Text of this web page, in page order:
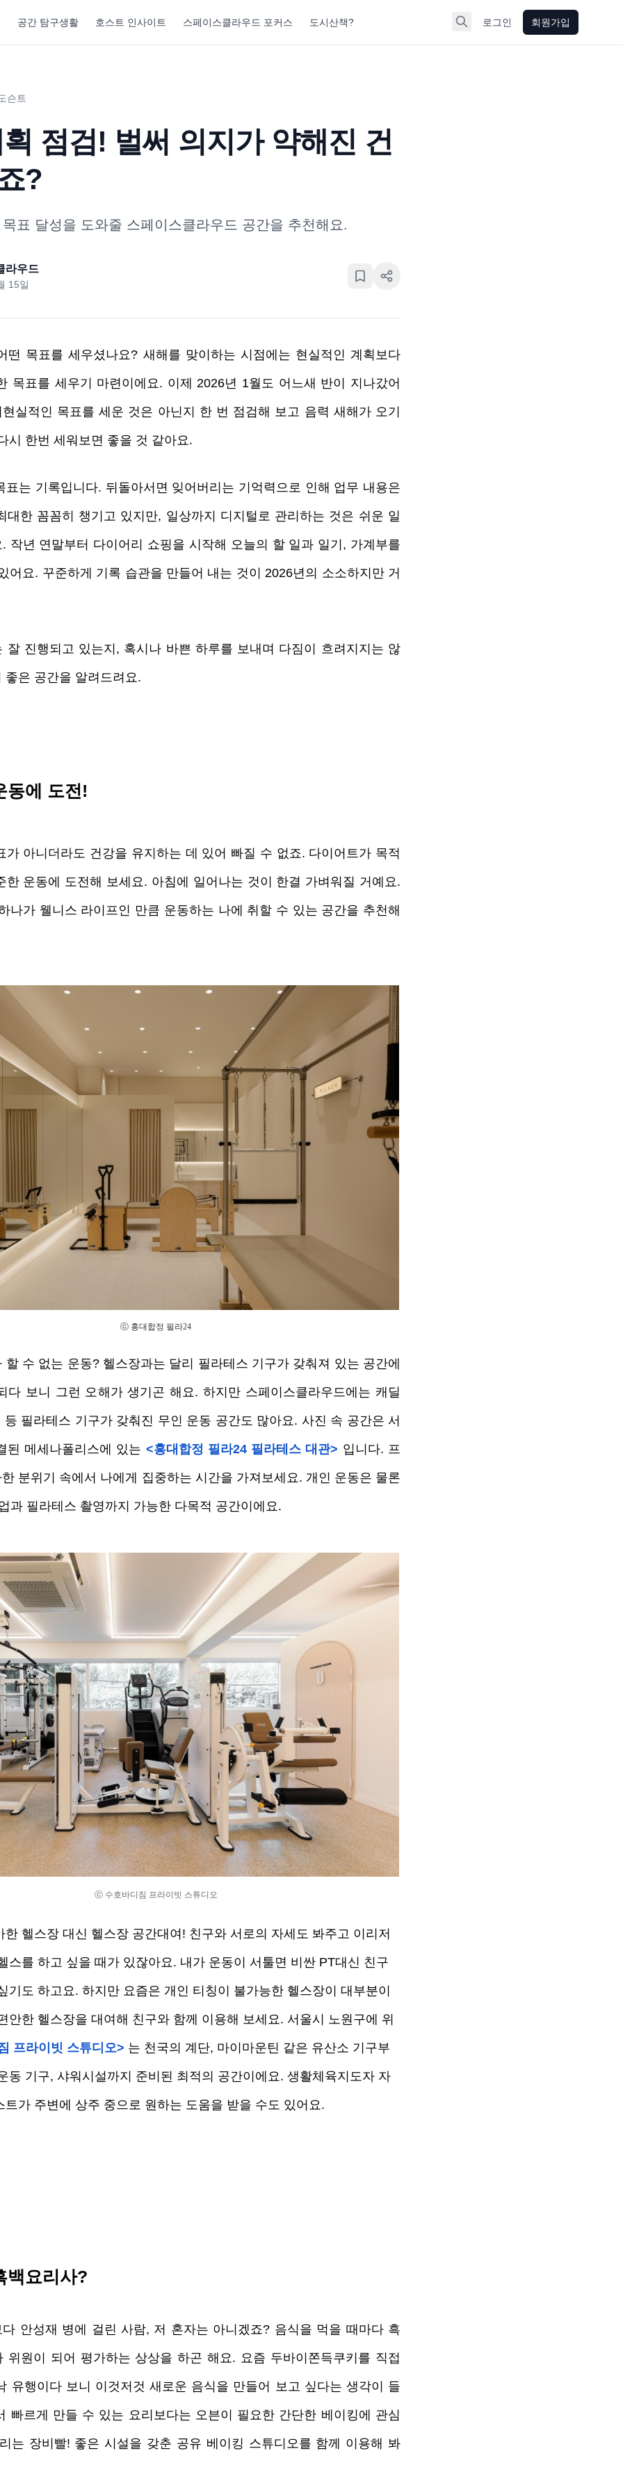
공간 탐구생활 호스트 인사이트 스페이스클라우드 포커스 도시산책? 로그인 회원가입
슨트
점검! 벌써 의지가 약해진 건
?
표 달성을 도와줄 스페이스클라우드 공간을 추천해요.
라우드
15일
떤 목표를 세우셨나요? 새해를 맞이하는 시점에는 현실적인 계획보다
목표를 세우기 마련이에요. 이제 2026년 1월도 어느새 반이 지나갔어
실적인 목표를 세운 것은 아닌지 한 번 점검해 보고 음력 새해가 오기
시 한번 세워보면 좋을 것 같아요.
표는 기록입니다. 뒤돌아서면 잊어버리는 기억력으로 인해 업무 내용은
대한 꼼꼼히 챙기고 있지만, 일상까지 디지털로 관리하는 것은 쉬운 일
작년 연말부터 다이어리 쇼핑을 시작해 오늘의 할 일과 일기, 가계부를
어요. 꾸준하게 기록 습관을 만들어 내는 것이 2026년의 소소하지만 거
잘 진행되고 있는지, 혹시나 바쁜 하루를 보내며 다짐이 흐려지지는 않
좋은 공간을 알려드려요.
에 도전!
가 아니더라도 건강을 유지하는 데 있어 빠질 수 없죠. 다이어트가 목적
한 운동에 도전해 보세요. 아침에 일어나는 것이 한결 가벼워질 거예요.
나가 웰니스 라이프인 만큼 운동하는 나에 취할 수 있는 공간을 추천해
ⓒ 홍대합정 필라24
할 수 없는 운동? 헬스장과는 달리 필라테스 기구가 갖춰져 있는 공간에
다 보니 그런 오해가 생기곤 해요. 하지만 스페이스클라우드에는 캐딜
필라테스 기구가 갖춰진 무인 운동 공간도 많아요. 사진 속 공간은 서
된 메세나폴리스에 있는 <홍대합정 필라24 필라테스 대관> 입니다. 프
분위기 속에서 나에게 집중하는 시간을 가져보세요. 개인 운동은 물론
과 필라테스 촬영까지 가능한 다목적 공간이에요.
ⓒ 수호바디짐 프라이빗 스튜디오
한 헬스장 대신 헬스장 공간대여! 친구와 서로의 자세도 봐주고 이리저
스를 하고 싶을 때가 있잖아요. 내가 운동이 서툴면 비싼 PT대신 친구
기도 하고요. 하지만 요즘은 개인 티칭이 불가능한 헬스장이 대부분이
안한 헬스장을 대여해 친구와 함께 이용해 보세요. 서울시 노원구에 위
프라이빗 스튜디오> 는 천국의 계단, 마이마운틴 같은 유산소 기구부
동 기구, 샤워시설까지 준비된 최적의 공간이에요. 생활체육지도자 자
트가 주변에 상주 중으로 원하는 도움을 받을 수도 있어요.
백요리사?
안성재 병에 걸린 사람, 저 혼자는 아니겠죠? 음식을 먹을 때마다 흑
위원이 되어 평가하는 상상을 하곤 해요. 요즘 두바이쫀득쿠키를 직접
유행이다 보니 이것저것 새로운 음식을 만들어 보고 싶다는 생각이 들
빠르게 만들 수 있는 요리보다는 오븐이 필요한 간단한 베이킹에 관심
는 장비빨! 좋은 시설을 갖춘 공유 베이킹 스튜디오를 함께 이용해 봐